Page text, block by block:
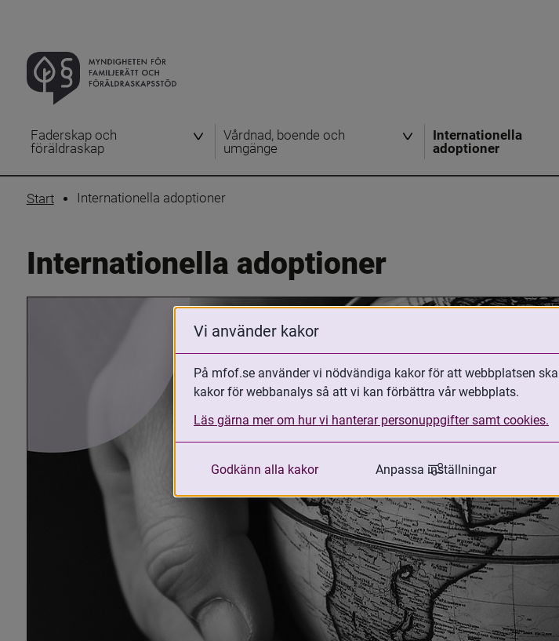
Faderskap och
föräldraskap
Vårdnad, boende och
umgänge
Internationella
adoptioner
Start Internationella adoptioner
Internationella adoptioner
Vi använder kakor
På mfof.se använder vi nödvändiga kakor för att webbplatsen
kakor för webbanalys så att vi kan förbättra vår webbplats.
Läs gärna mer om hur vi hanterar personuppgifter samt cookies.
Godkänn alla kakor Anpassa inställningar